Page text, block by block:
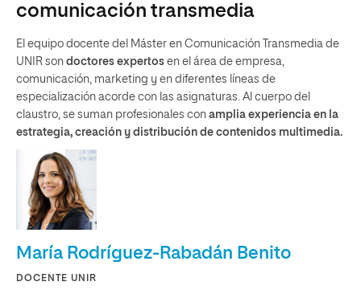
comunicación transmedia
El equipo docente del Máster en Comunicación Transmedia de
UNIR son doctores expertos en el área de empresa,
comunicación, marketing y en diferentes líneas de
especialización acorde con las asignaturas. Al cuerpo del
claustro, se suman profesionales con amplia experiencia en la
estrategia, creación y distribución de contenidos multimedia.
María Rodríguez-Rabadán Benito
DOCENTE UNIR